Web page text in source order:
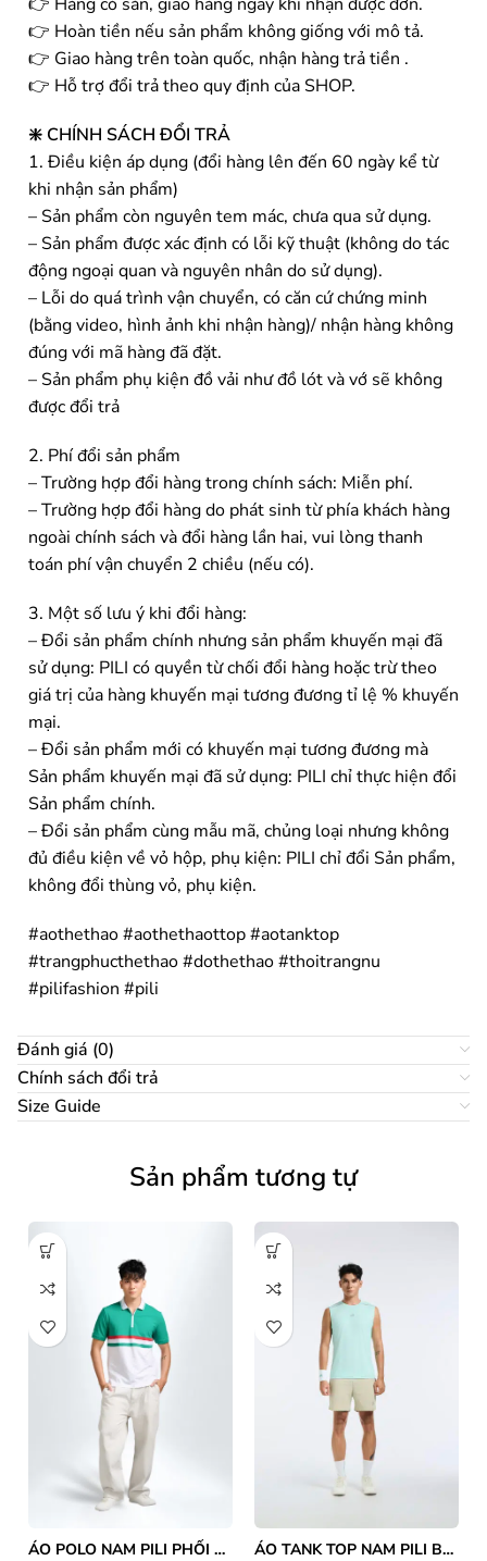
👉 Hoàn tiền nếu sản phẩm không giống với mô tả.
👉 Giao hàng trên toàn quốc, nhận hàng trả tiền .
👉 Hỗ trợ đổi trả theo quy định của SHOP.
❇️ CHÍNH SÁCH ĐỔI TRẢ
1. Điều kiện áp dụng (đổi hàng lên đến 60 ngày kể từ
khi nhận sản phẩm)
– Sản phẩm còn nguyên tem mác, chưa qua sử dụng.
– Sản phẩm được xác định có lỗi kỹ thuật (không do tác
động ngoại quan và nguyên nhân do sử dụng).
– Lỗi do quá trình vận chuyển, có căn cứ chứng minh
(bằng video, hình ảnh khi nhận hàng)/ nhận hàng không
đúng với mã hàng đã đặt.
– Sản phẩm phụ kiện đồ vải như đồ lót và vớ sẽ không
được đổi trả
2. Phí đổi sản phẩm
– Trường hợp đổi hàng trong chính sách: Miễn phí.
– Trường hợp đổi hàng do phát sinh từ phía khách hàng
ngoài chính sách và đổi hàng lần hai, vui lòng thanh
toán phí vận chuyển 2 chiều (nếu có).
3. Một số lưu ý khi đổi hàng:
– Đổi sản phẩm chính nhưng sản phẩm khuyến mại đã
sử dụng: PILI có quyền từ chối đổi hàng hoặc trừ theo
giá trị của hàng khuyến mại tương đương tỉ lệ % khuyến
mại.
– Đổi sản phẩm mới có khuyến mại tương đương mà
Sản phẩm khuyến mại đã sử dụng: PILI chỉ thực hiện đổi
Sản phẩm chính.
– Đổi sản phẩm cùng mẫu mã, chủng loại nhưng không
đủ điều kiện về vỏ hộp, phụ kiện: PILI chỉ đổi Sản phẩm,
không đổi thùng vỏ, phụ kiện.
#aothethao #aothethaottop #aotanktop
#trangphucthethao #dothethao #thoitrangnu
#pilifashion #pili
Đánh giá (0)
Chính sách đổi trả
Size Guide
Sản phẩm tương tự
ÁO POLO NAM PILI PHỐI KẺ MÀU XANH ĐỎ VÒNG THÂN ÁO ÁO TANK TOP NAM PILI BẢN VAI TO